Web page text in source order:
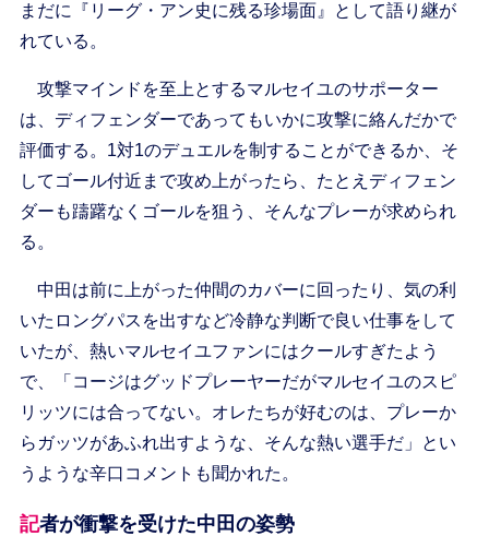
まだに『リーグ・アン史に残る珍場面』として語り継が
れている。
攻撃マインドを至上とするマルセイユのサポーター
は、ディフェンダーであってもいかに攻撃に絡んだかで
評価する。1対1のデュエルを制することができるか、そ
してゴール付近まで攻め上がったら、たとえディフェン
ダーも躊躇なくゴールを狙う、そんなプレーが求められ
る。
中田は前に上がった仲間のカバーに回ったり、気の利
いたロングパスを出すなど冷静な判断で良い仕事をして
いたが、熱いマルセイユファンにはクールすぎたよう
で、「コージはグッドプレーヤーだがマルセイユのスピ
リッツには合ってない。オレたちが好むのは、プレーか
らガッツがあふれ出すような、そんな熱い選手だ」とい
うような辛口コメントも聞かれた。
記者が衝撃を受けた中田の姿勢